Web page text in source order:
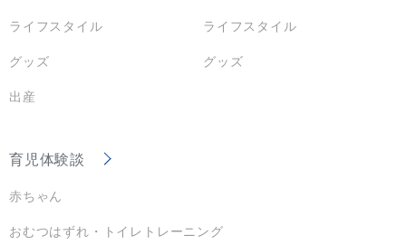
ライフスタイル
グッズ
出産
ライフスタイル
グッズ
育児体験談
赤ちゃん
おむつはずれ・トイレトレーニング